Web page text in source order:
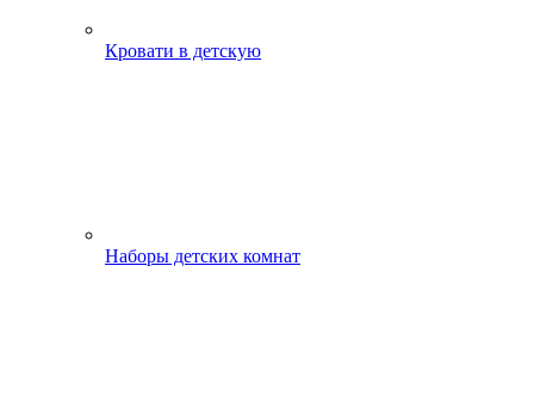
Кровати в детскую
Наборы детских комнат